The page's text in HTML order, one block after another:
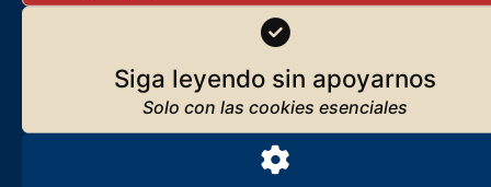
Siga leyendo sin apoyarnos